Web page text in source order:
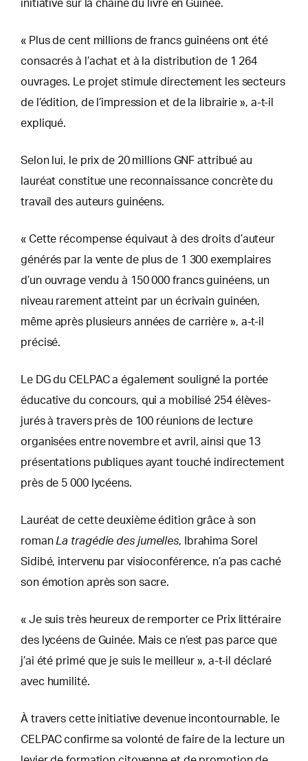
initiative sur la chaîne du livre en Guinée.
« Plus de cent millions de francs guinéens ont été
consacrés à l’achat et à la distribution de 1 264
ouvrages. Le projet stimule directement les secteurs
de l’édition, de l’impression et de la librairie », a-t-il
expliqué.
Selon lui, le prix de 20 millions GNF attribué au
lauréat constitue une reconnaissance concrète du
travail des auteurs guinéens.
« Cette récompense équivaut à des droits d’auteur
générés par la vente de plus de 1 300 exemplaires
d’un ouvrage vendu à 150 000 francs guinéens, un
niveau rarement atteint par un écrivain guinéen,
même après plusieurs années de carrière », a-t-il
précisé.
Le DG du CELPAC a également souligné la portée
éducative du concours, qui a mobilisé 254 élèves-
jurés à travers près de 100 réunions de lecture
organisées entre novembre et avril, ainsi que 13
présentations publiques ayant touché indirectement
près de 5 000 lycéens.
Lauréat de cette deuxième édition grâce à son
roman La tragédie des jumelles, Ibrahima Sorel
Sidibé, intervenu par visioconférence, n’a pas caché
son émotion après son sacre.
« Je suis très heureux de remporter ce Prix littéraire
des lycéens de Guinée. Mais ce n’est pas parce que
j’ai été primé que je suis le meilleur », a-t-il déclaré
avec humilité.
À travers cette initiative devenue incontournable, le
CELPAC confirme sa volonté de faire de la lecture un